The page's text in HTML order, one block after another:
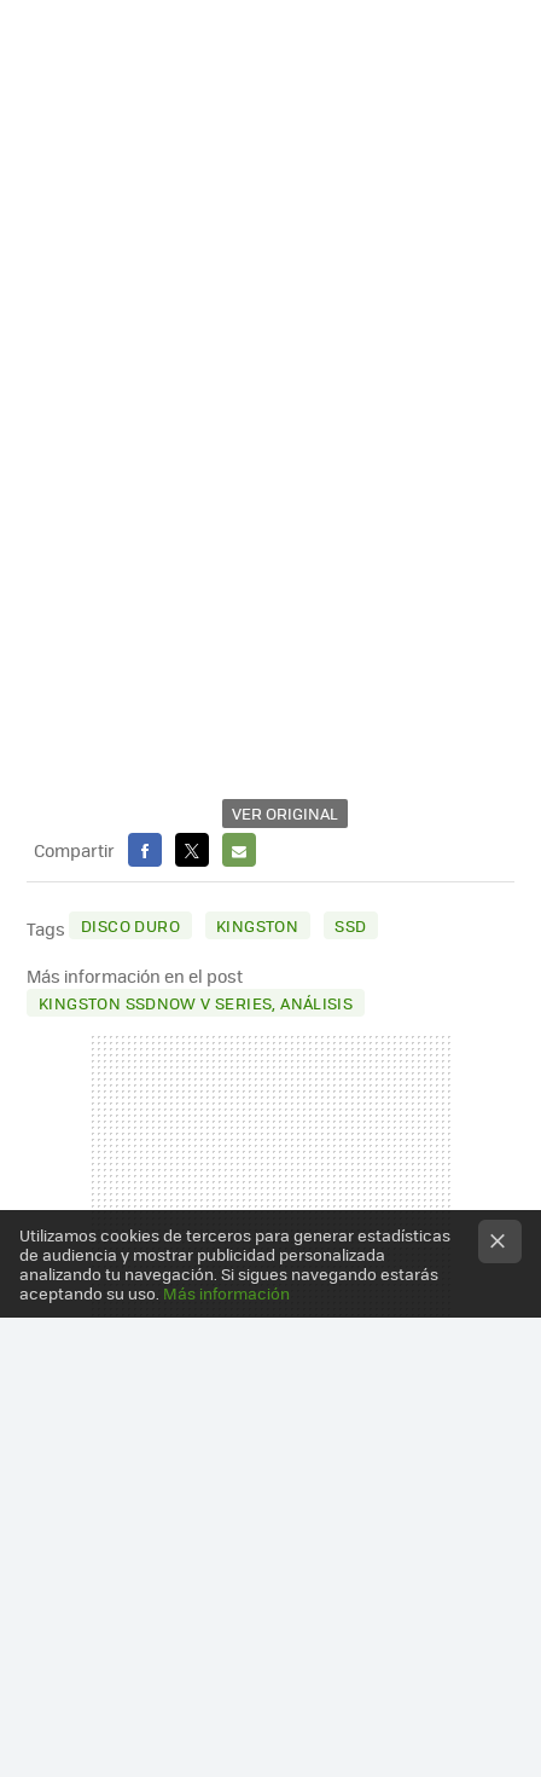
VER ORIGINAL
Compartir
FACEBOOK
X
E-
MAIL
Tags DISCO DURO KINGSTON SSD
Más información en el post
KINGSTON SSDNOW V SERIES, ANÁLISIS
Utilizamos cookies de terceros para generar estadísticas
de audiencia y mostrar publicidad personalizada
analizando tu navegación. Si sigues navegando estarás
aceptando su uso. Más información